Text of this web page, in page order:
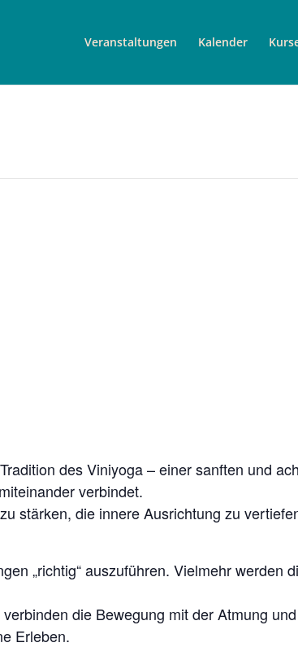
Veranstaltungen Kalender
des Viniyoga – einer sanften und
verbindet.
stärken, die innere Ausrichtung zu
„richtig“ auszuführen. Vielmehr werden
die Bewegung mit der Atmung
Erleben.